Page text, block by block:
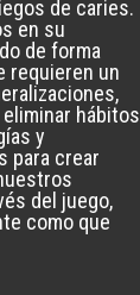
de caries.
en su
de forma
requieren un
hábitos
y
para crear
del juego,
como que